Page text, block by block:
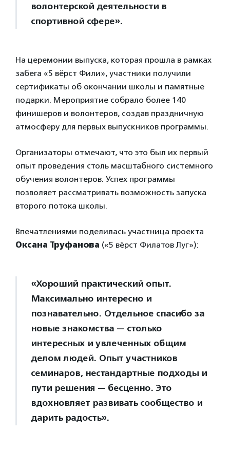
волонтерской деятельности в
спортивной сфере».
На церемонии выпуска, которая прошла в рамках
забега «5 вёрст Фили», участники получили
сертификаты об окончании школы и памятные
подарки. Мероприятие собрало более 140
финишеров и волонтеров, создав праздничную
атмосферу для первых выпускников программы.
Организаторы отмечают, что это был их первый
опыт проведения столь масштабного системного
обучения волонтеров. Успех программы
позволяет рассматривать возможность запуска
второго потока школы.
Впечатлениями поделилась участница проекта
Оксана Труфанова («5 вёрст Филатов Луг»):
«Хороший практический опыт.
Максимально интересно и
познавательно. Отдельное спасибо за
новые знакомства — столько
интересных и увлеченных общим
делом людей. Опыт участников
семинаров, нестандартные подходы и
пути решения — бесценно. Это
вдохновляет развивать сообщество и
дарить радость».